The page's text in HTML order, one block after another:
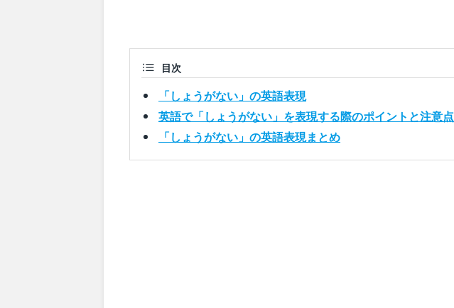
目次
「しょうがない」の英語表現
英語で「しょうがない」を表現する際のポイントと注意点
「しょうがない」の英語表現まとめ